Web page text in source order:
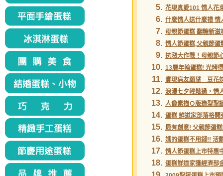
5. 花現真愛101 情人花
6. 什麼情人送什麼禮 情
7. 母親節蛋糕 翻糖新滋
8. 情人節蛋糕,父親節蛋
9. 抗漲大作戰！母親節
10. 13層年輪蛋糕! 光烤
11. 實現病友願望 豆花
12. 浪漫七夕輕鬆過，情
13. 人像素描Ｑ版造型聖
14. 蛋糕 鮮道家部落格開
15. 最有創意! 父親節蛋
16. 媽的蛋糕不用錢!! 活
17. 情人節蛋糕上市特惠
18. 蛋糕鮮道家獲經濟部